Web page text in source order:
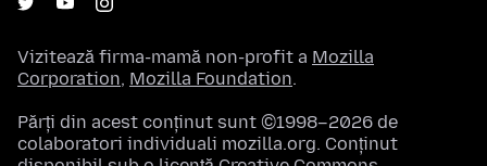
Vizitează firma-mamă non-profit a Mozilla
Corporation, Mozilla Foundation.
Părți din acest conținut sunt ©1998–2026 de
colaboratori individuali mozilla.org. Conținut